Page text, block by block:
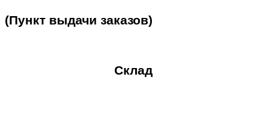
(Пункт выдачи заказов)
Склад